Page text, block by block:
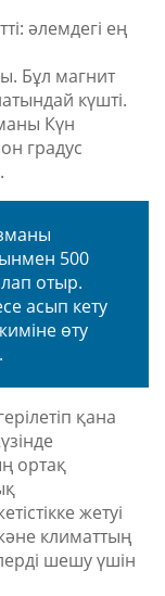
әлемдегі ең
Бұл магнит
тындай күшті.
Күн
градус
500
отыр.
асып кету
өту
қана
ортақ
кке жетуі
климаттың
шешу үшін